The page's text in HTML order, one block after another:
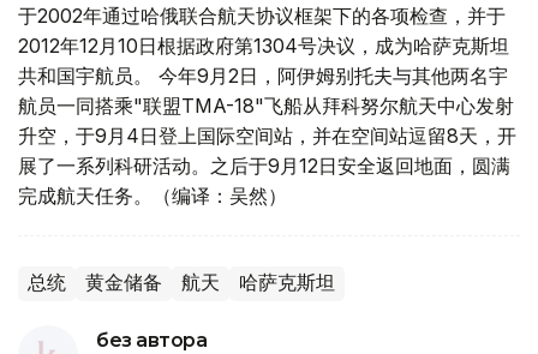
于2002年通过哈俄联合航天协议框架下的各项检查，并于
2012年12月10日根据政府第1304号决议，成为哈萨克斯坦
共和国宇航员。 今年9月2日，阿伊姆别托夫与其他两名宇
航员一同搭乘"联盟TMA-18"飞船从拜科努尔航天中心发射
升空，于9月4日登上国际空间站，并在空间站逗留8天，开
展了一系列科研活动。之后于9月12日安全返回地面，圆满
完成航天任务。（编译：吴然）
总统 黄金储备 航天 哈萨克斯坦
без автора